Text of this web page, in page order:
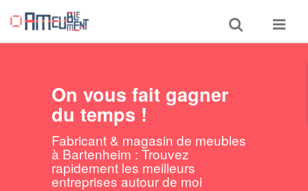
Toggle
search
Toggle
On vous fait gagner
du temps !
Fabricant & magasin de meubles
à Bartenheim : Trouvez
rapidement les meilleurs
entreprises autour de moi